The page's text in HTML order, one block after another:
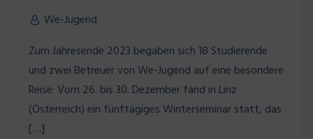
We-Jugend
Zum Jahresende 2023 begaben sich 18 Studierende
und zwei Betreuer von We-Jugend auf eine besondere
Reise: Vom 26. bis 30. Dezember fand in Linz
(Österreich) ein fünftägiges Winterseminar statt, das
[…]